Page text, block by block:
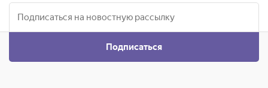
Подписаться